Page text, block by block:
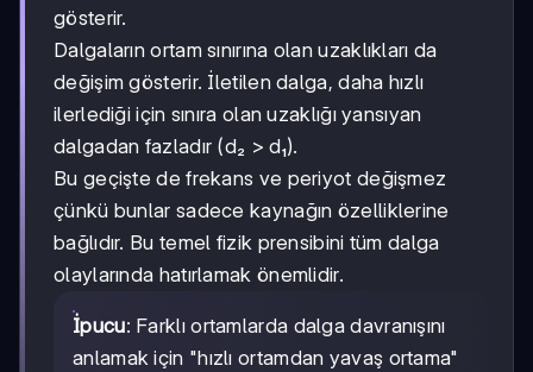
gösterir.
Dalgaların ortam sınırına olan uzaklıkları da
değişim gösterir. İletilen dalga, daha hızlı
ilerlediği için sınıra olan uzaklığı yansıyan
dalgadan fazladır (d₂ > d₁).
Bu geçişte de frekans ve periyot değişmez
çünkü bunlar sadece kaynağın özelliklerine
bağlıdır. Bu temel fizik prensibini tüm dalga
olaylarında hatırlamak önemlidir.
İpucu: Farklı ortamlarda dalga davranışını
anlamak için "hızlı ortamdan yavaş ortama"